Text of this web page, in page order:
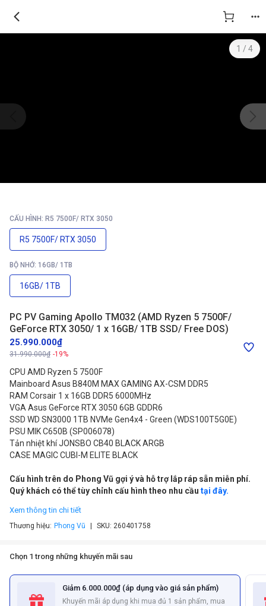
1 / 4
CẤU HÌNH: R5 7500F/ RTX 3050
R5 7500F/ RTX 3050
BỘ NHỚ: 16GB/ 1TB
16GB/ 1TB
PC PV Gaming Apollo TM032 (AMD Ryzen 5 7500F/
GeForce RTX 3050/ 1 x 16GB/ 1TB SSD/ Free DOS)
25.990.000₫
31.990.000₫ -19%
CPU AMD Ryzen 5 7500F
Mainboard Asus B840M MAX GAMING AX-CSM DDR5
RAM Corsair 1 x 16GB DDR5 6000MHz
VGA Asus GeForce RTX 3050 6GB GDDR6
SSD WD SN3000 1TB NVMe Gen4x4 - Green (WDS100T5G0E)
PSU MIK C650B (SP006078)
Tản nhiệt khí JONSBO CB40 BLACK ARGB
CASE MAGIC CUBI-M ELITE BLACK
Cấu hình trên do Phong Vũ gợi ý và hỗ trợ lắp ráp sẵn miễn phí.
Quý khách có thể tùy chỉnh cấu hình theo nhu cầu tại đây.
Xem thông tin chi tiết
Thương hiệu: Phong Vũ SKU: 260401758
Chọn 1 trong những khuyến mãi sau
Giảm 6.000.000₫ (áp dụng vào giá sản phẩm)
Khuyến mãi áp dụng khi mua đủ 1 sản phẩm, mua